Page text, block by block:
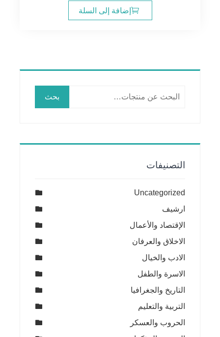
إضافة إلى السلة
بحث
التصنيفات
Uncategorized
ارشيف
الإقتصاد والأعمال
الاخلاق والعرفان
الادب والخيال
الاسرة والطفل
التاريخ والجغرافيا
التربية والتعليم
الحروب والعسكر